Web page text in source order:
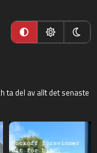
ta del av allt det senaste